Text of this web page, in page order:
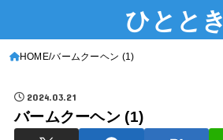
ひととき
HOME バームクーヘン (1)
2024.03.21
バームクーヘン (1)